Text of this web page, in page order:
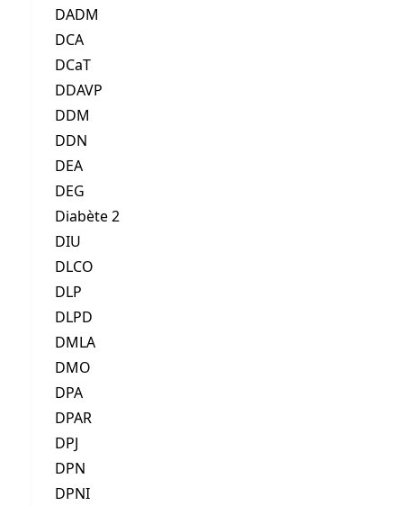
DADM
DCA
DCaT
DDAVP
DDM
DDN
DEA
DEG
Diabète 2
DIU
DLCO
DLP
DLPD
DMLA
DMO
DPA
DPAR
DPJ
DPN
DPNI